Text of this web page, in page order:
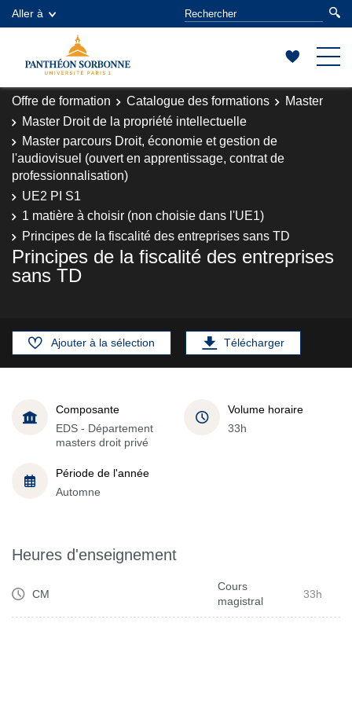
Aller à
Offre de formation Catalogue des formations
Master
Master Droit de la propriété intellectuelle
Master parcours Droit, économie et gestion de
l'audiovisuel (ouvert en apprentissage, contrat de
professionnalisation)
UE2 PI S1
1 matière à choisir (non choisie dans l'UE1)
Principes de la fiscalité des entreprises sans TD
Principes de la fiscalité des entreprises
sans TD
Ajouter à la sélection Télécharger
Composante
EDS - Département
masters droit privé
Volume horaire
33h
Période de l'année
Automne
Heures d'enseignement
CM
Cours
magistral
33h